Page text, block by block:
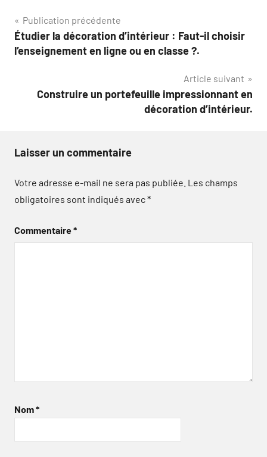
Navigation
de
Publication précédente
Étudier la décoration d’intérieur : Faut-il choisir
l’enseignement en ligne ou en classe ?.
Article suivant
Construire un portefeuille impressionnant en
décoration d’intérieur.
Laisser un commentaire
Votre adresse e-mail ne sera pas publiée. Les champs
obligatoires sont indiqués avec*
Commentaire*
Nom*